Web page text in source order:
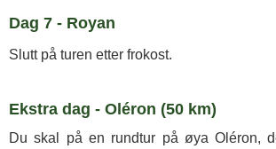
Dag 7 - Royan
Slutt på turen etter frokost.
Ekstra dag - Oléron (50 km)
Du skal på en rundtur på øya Oléron,